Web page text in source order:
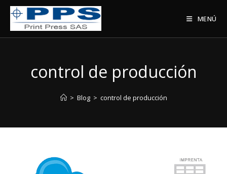
Saltar
contenido
MENÚ
control de producción
> Blog > control de producción